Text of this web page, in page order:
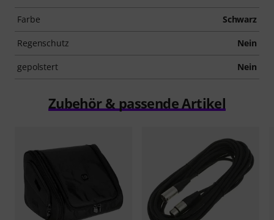
Farbe Schwarz
Regenschutz Nein
gepolstert Nein
Zubehör & passende Artikel